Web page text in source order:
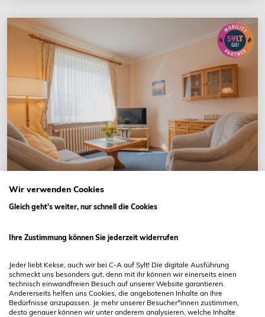
Osthedig 17
2 Gäste 45 qm 1 Schlafzimmer 1 Bad
Eigener Garten
1500 m zum Wasser
Wir verwenden Cookies
Gleich geht's weiter, nur schnell die Cookies
Ihre Zustimmung können Sie jederzeit widerrufen
Jeder liebt Kekse, auch wir bei C-A auf Sylt! Die digitale Ausführung
schmeckt uns besonders gut, denn mit ihr können wir einerseits einen
technisch einwandfreien Besuch auf unserer Website garantieren.
Andererseits helfen uns Cookies, die angebotenen Inhalte an Ihre
Bedürfnisse anzupassen. Je mehr unserer Besucher*innen zustimmen,
desto genauer können wir unter anderem analysieren, welche Inhalte